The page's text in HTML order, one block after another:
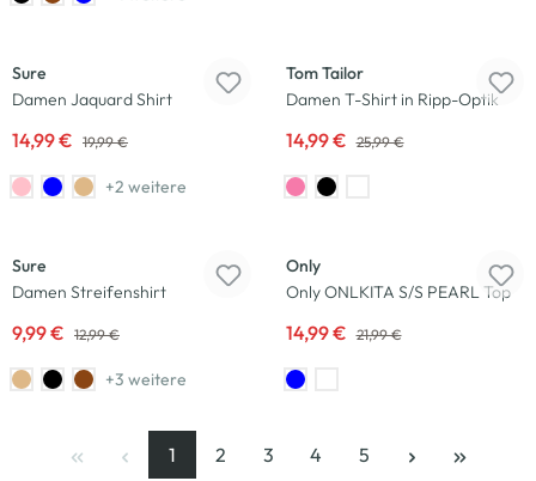
Sure
Damen Jaquard Shirt
14,99 € 19,99 €
+2 weitere
Tom Tailor
Damen T-Shirt in Ripp-Optik
14,99 € 25,99 €
Sure
Damen Streifenshirt
9,99 € 12,99 €
+3 weitere
Only
Only ONLKITA S/S PEARL Top
14,99 € 21,99 €
Seite
1
, aktuelle Seite
Seite
2
Seite
3
Seite
4
Seite
5